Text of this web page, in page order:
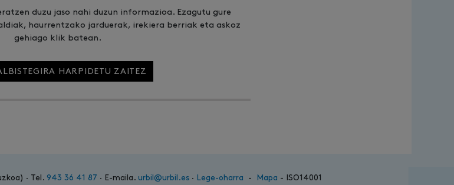
duzu jaso nahi duzun informazioa. Ezagutu gure
haurrentzako jarduerak, irekiera berriak eta askoz
gehiago klik batean.
HARPIDETU ZAITEZ
· Tel. 943 36 41 87 · E-maila. urbil@urbil.es · Lege-oharra - Mapa - ISO14001